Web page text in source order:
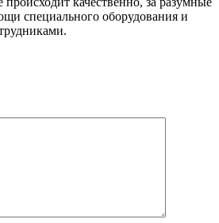
специального оборудования и